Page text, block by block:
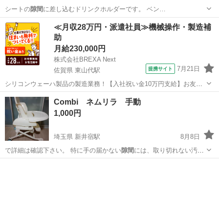
シートの隙間 に差し込むドリンクホルダーです。 ベン…
東京 国分寺市 鷹の台駅 アクセサリー
≪月収28万円・派遣社員≫機械操作・製造補
助
月給230,000円
株式会社BREXA Next
佐賀県 東山代駅
提携サイト 7月21日
シリコンウェーハ製品の製造業務！【入社祝い金10万円支給】お友達
やカップルとの応募OK◎年間休日129日＆休出なしでプライベート充
実♪業務はクリーンルームで快適作業◎自社正社員登用制度あり★1食
300円～の格安食堂あり！《佐...
佐賀 伊万里市 東山代駅 その他
Combi ネムリラ 手動
1,000円
埼玉県 新井宿駅
8月8日
で詳細は確認下さい。 特に手の届かない隙間には、取り切れない汚れ
はあります。また…